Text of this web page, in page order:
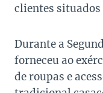
clientes situados
Durante a
forneceu ao
de roupas e